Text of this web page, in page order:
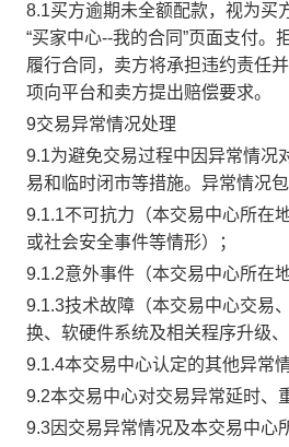
8.1买方逾期未全额配款，视为买
“买家中心--我的合同”页面支付
履行合同，卖方将承担违约责任
项向平台和卖方提出赔偿要求。
9交易异常情况处理
9.1为避免交易过程中因异常情况
易和临时闭市等措施。异常情况包
9.1.1不可抗力（本交易中心所在
或社会安全事件等情形）；
9.1.2意外事件（本交易中心所在
9.1.3技术故障（本交易中心交易
换、软硬件系统及相关程序升级
9.1.4本交易中心认定的其他异常情
9.2本交易中心对交易异常延时、
9.3因交易异常情况及本交易中心